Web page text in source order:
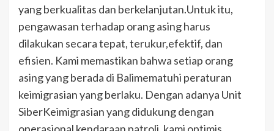
yang berkualitas dan berkelanjutan.Untuk itu,
pengawasan terhadap orang asing harus
dilakukan secara tepat, terukur,efektif, dan
efisien. Kami memastikan bahwa setiap orang
asing yang berada di Balimematuhi peraturan
keimigrasian yang berlaku. Dengan adanya Unit
SiberKeimigrasian yang didukung dengan